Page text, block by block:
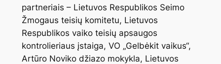
partneriais – Lietuvos Respublikos Seimo
Žmogaus teisių komitetu, Lietuvos
Respublikos vaiko teisių apsaugos
kontrolieriaus įstaiga, VO „Gelbėkit vaikus“,
Artūro Noviko džiazo mokykla, Lietuvos